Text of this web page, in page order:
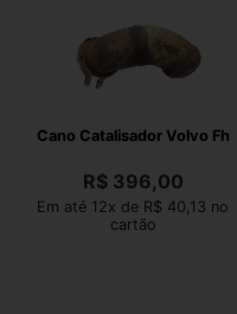
Cano Catalisador Volvo Fh
R$396,00
Em até 12x de R$ 40,13 no
cartão